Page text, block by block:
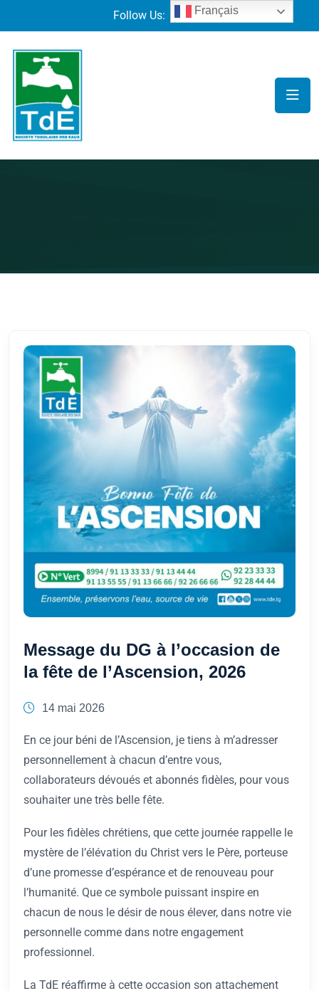
Follow Us:
Message du DG à l’occasion de
la fête de l’Ascension, 2026
14 mai 2026
En ce jour béni de l’Ascension, je tiens à m’adresser
personnellement à chacun d’entre vous,
collaborateurs dévoués et abonnés fidèles, pour vous
souhaiter une très belle fête.
Pour les fidèles chrétiens, que cette journée rappelle le
mystère de l’élévation du Christ vers le Père, porteuse
d’une promesse d’espérance et de renouveau pour
l’humanité. Que ce symbole puissant inspire en
chacun de nous le désir de nous élever, dans notre vie
personnelle comme dans notre engagement
professionnel.
La TdE réaffirme à cette occasion son attachement
Français